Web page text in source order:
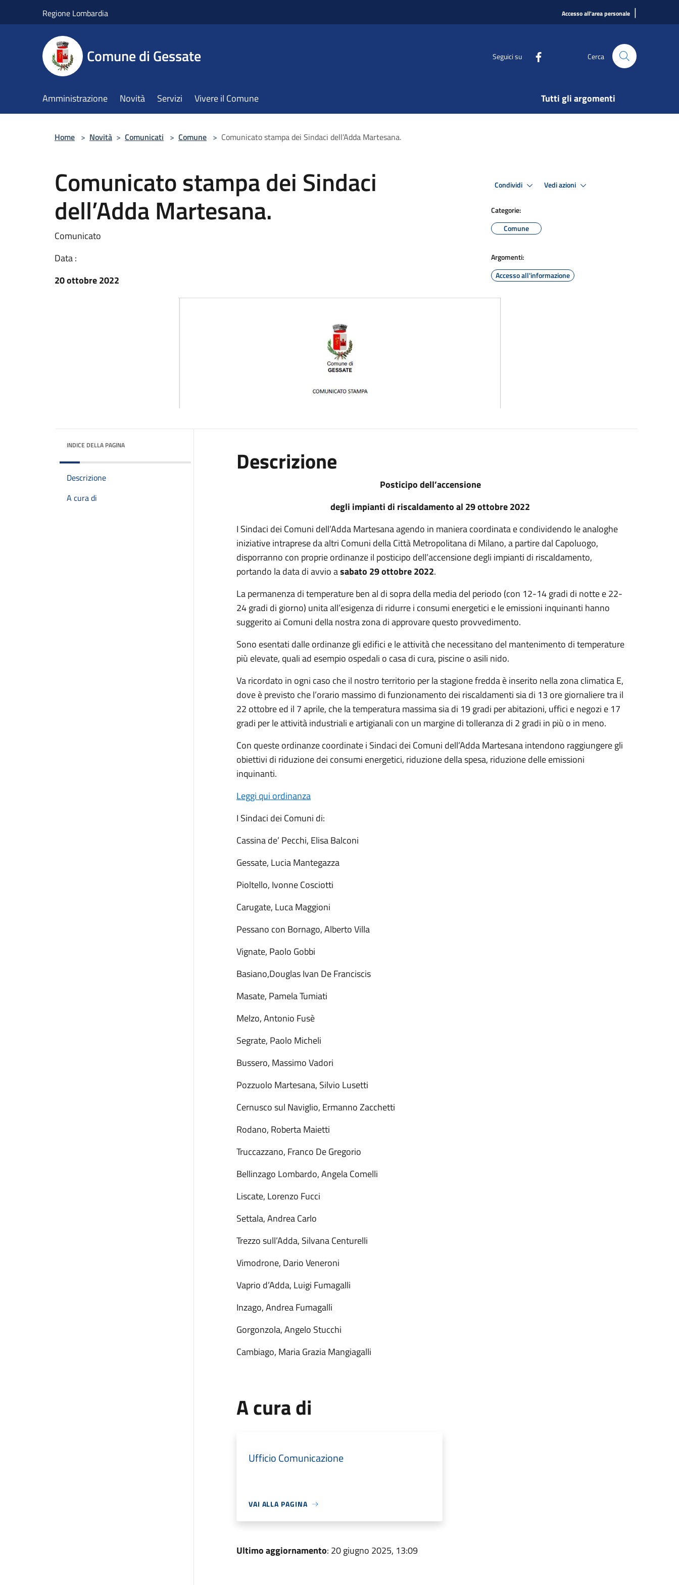
Regione Lombardia Accesso all'area personale |
Comune di Gessate Seguici su Cerca
Amministrazione Novità Servizi Vivere il Comune Tutti gli argomenti
Home > Novità > Comunicati > Comune > Comunicato stampa dei Sindaci dell’Adda Martesana.
Comunicato stampa dei Sindaci
dell’Adda Martesana.
Comunicato
Data :
20 ottobre 2022
Condividi Vedi azioni
Categorie:
Comune
Argomenti:
Accesso all'informazione
INDICE DELLA PAGINA
Descrizione
A cura di
Descrizione
Posticipo dell’accensione
degli impianti di riscaldamento al 29 ottobre 2022
I Sindaci dei Comuni dell’Adda Martesana agendo in maniera coordinata e condividendo le analoghe
iniziative intraprese da altri Comuni della Città Metropolitana di Milano, a partire dal Capoluogo,
disporranno con proprie ordinanze il posticipo dell’accensione degli impianti di riscaldamento,
portando la data di avvio asabato 29 ottobre 2022.
La permanenza di temperature ben al di sopra della media del periodo (con 12-14 gradi di notte e 22-
24 gradi di giorno) unita all’esigenza di ridurre i consumi energetici e le emissioni inquinanti hanno
suggerito ai Comuni della nostra zona di approvare questo provvedimento.
Sono esentati dalle ordinanze gli edifici e le attività che necessitano del mantenimento di temperature
più elevate, quali ad esempio ospedali o casa di cura, piscine o asili nido.
Va ricordato in ogni caso che il nostro territorio per la stagione fredda è inserito nella zona climatica E,
dove è previsto che l’orario massimo di funzionamento dei riscaldamenti sia di 13 ore giornaliere tra il
22 ottobre ed il 7 aprile, che la temperatura massima sia di 19 gradi per abitazioni, uffici e negozi e 17
gradi per le attività industriali e artigianali con un margine di tolleranza di 2 gradi in più o in meno.
Con queste ordinanze coordinate i Sindaci dei Comuni dell’Adda Martesana intendono raggiungere gli
obiettivi di riduzione dei consumi energetici, riduzione della spesa, riduzione delle emissioni
inquinanti.
Leggi qui ordinanza
I Sindaci dei Comuni di:
Cassina de’ Pecchi, Elisa Balconi
Gessate, Lucia Mantegazza
Pioltello, Ivonne Cosciotti
Carugate, Luca Maggioni
Pessano con Bornago, Alberto Villa
Vignate, Paolo Gobbi
Basiano,Douglas Ivan De Franciscis
Masate, Pamela Tumiati
Melzo, Antonio Fusè
Segrate, Paolo Micheli
Bussero, Massimo Vadori
Pozzuolo Martesana, Silvio Lusetti
Cernusco sul Naviglio, Ermanno Zacchetti
Rodano, Roberta Maietti
Truccazzano, Franco De Gregorio⁩
Bellinzago Lombardo, Angela Comelli
Liscate, Lorenzo Fucci
Settala, Andrea Carlo
Trezzo sull’Adda, Silvana Centurelli
Vimodrone, Dario Veneroni
Vaprio d’Adda, Luigi Fumagalli
Inzago, Andrea Fumagalli
Gorgonzola, Angelo Stucchi
Cambiago, Maria Grazia Mangiagalli
A cura di
Ufficio Comunicazione
VAI ALLA PAGINA
Ultimo aggiornamento: 20 giugno 2025, 13:09